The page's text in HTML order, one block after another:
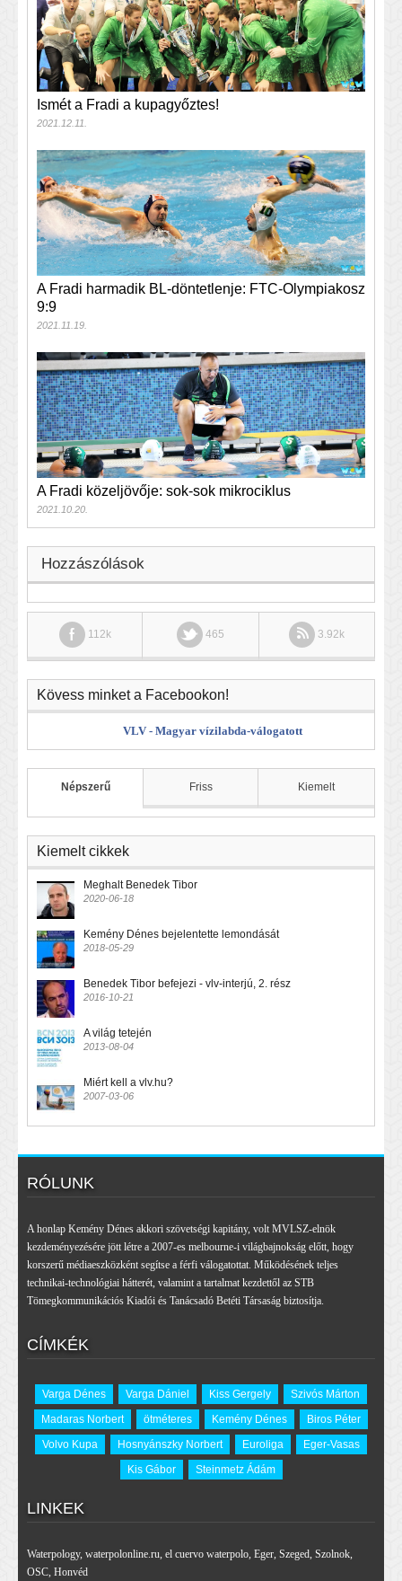
Ismét a Fradi a kupagyőztes!
2021.12.11.
A Fradi harmadik BL-döntetlenje: FTC-Olympiakosz
9:9
2021.11.19.
A Fradi közeljövője: sok-sok mikrociklus
2021.10.20.
Hozzászólások
112k 465 3.92k
Kövess minket a Facebookon!
VLV - Magyar vízilabda-válogatott
Népszerű Friss Kiemelt
Kiemelt cikkek
Meghalt Benedek Tibor
2020-06-18
Kemény Dénes bejelentette lemondását
2018-05-29
Benedek Tibor befejezi - vlv-interjú, 2. rész
2016-10-21
A világ tetején
2013-08-04
Miért kell a vlv.hu?
2007-03-06
RÓLUNK
A honlap Kemény Dénes akkori szövetségi kapitány, volt MVLSZ-elnök
kezdeményezésére jött létre a 2007-es melbourne-i világbajnokság előtt, hogy
korszerű médiaeszközként segítse a férfi válogatottat. Működésének teljes
technikai-technológiai hátterét, valamint a tartalmat kezdettől az STB
Tömegkommunikációs Kiadói és Tanácsadó Betéti Társaság biztosítja.
CÍMKÉK
Varga Dénes Varga Dániel Kiss Gergely
Szivós Márton
Madaras Norbert
ötméteres Kemény Dénes
Biros Péter
Volvo Kupa
Hosnyánszky Norbert Euroliga
Eger-Vasas
Kis Gábor
Steinmetz Ádám
LINKEK
Waterpology, waterpolonline.ru, el cuervo waterpolo, Eger, Szeged, Szolnok,
OSC, Honvéd